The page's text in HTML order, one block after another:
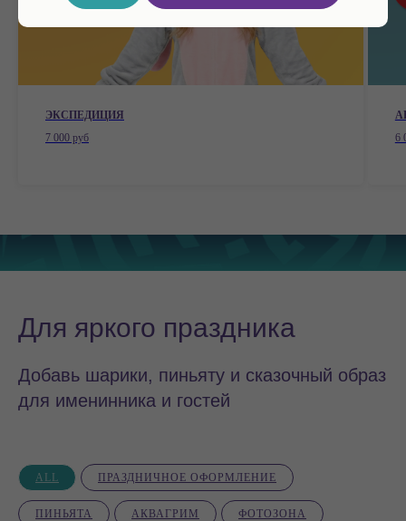
ЭКСПЕДИЦИЯ
7 000 руб
6
Для яркого праздника
Добавь шарики, пиньяту и сказочный образ
для именинника и гостей
ALL ПРАЗДНИЧНОЕ ОФОРМЛЕНИЕ
ПИНЬЯТА АКВАГРИМ ФОТОЗОНА